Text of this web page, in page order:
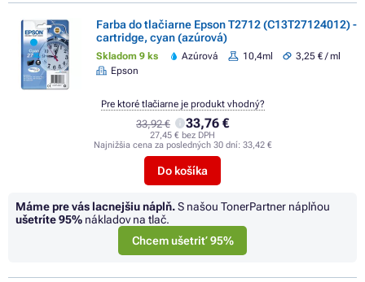
Farba do tlačiarne Epson T2712 (C13T27124012) -
cartridge, cyan (azúrová)
Skladom 9 ks Azúrová 10,4ml
3,25 € / ml
Epson
33,92 € 33,76 €
27,45 € bez DPH
Najnižšia cena za posledných 30 dní: 33,42 €
Do košíka
Pre ktoré tlačiarne je produkt vhodný?
Máme pre vás lacnejšiu náplň.S našou TonerPartner náplňou
ušetríte95% nákladov na tlač.
Chcem ušetriť 95%